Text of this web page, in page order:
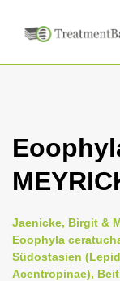
Jaenicke, Birgit &
Eoophyla
Südostasien
Acentropinae),